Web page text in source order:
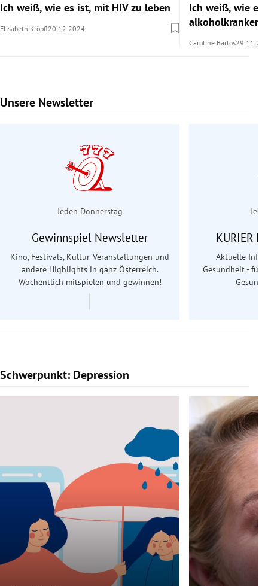
Ich weiß, wie es ist, mit HIV zu leben
Elisabeth Kröpfl20.12.2024
Ich weiß, wie es
alkoholkranken
Caroline Bartos
Unsere Newsletter
Slide 1 von 6
Jeden Donnerstag
Gewinnspiel Newsletter
Kino, Festivals, Kultur-Veranstaltungen und
andere Highlights in ganz Österreich.
Wöchentlich mitspielen und gewinnen!
KURIER
Aktuelle
Gesundheit - für
Schwerpunkt: Depression
Slide 1 von 5